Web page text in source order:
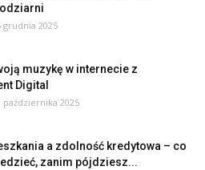
grudnia 2025
muzykę w internecie z
Digital
października 2025
a zdolność kredytowa – co
zanim pójdziesz...